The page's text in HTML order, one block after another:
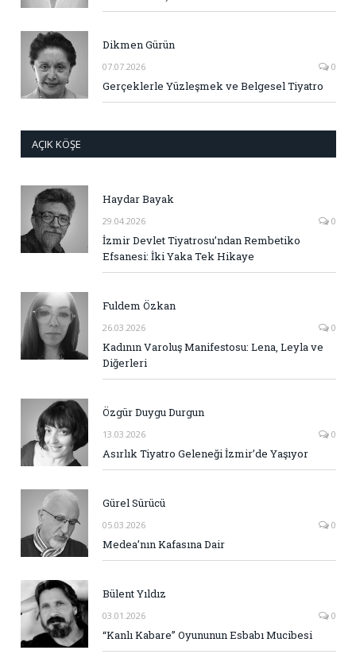
Dikmen Gürün
07.07.2026 0
Gerçeklerle Yüzleşmek ve Belgesel Tiyatro
AÇIK KÖŞE
Haydar Bayak
29.04.2026 0
İzmir Devlet Tiyatrosu’ndan Rembetiko
Efsanesi: İki Yaka Tek Hikaye
Fuldem Özkan
26.03.2026 0
Kadının Varoluş Manifestosu: Lena, Leyla ve
Diğerleri
Özgür Duygu Durgun
13.03.2026 0
Asırlık Tiyatro Geleneği İzmir’de Yaşıyor
Gürel Sürücü
05.03.2026 0
Medea’nın Kafasına Dair
Bülent Yıldız
03.01.2026 0
“Kanlı Kabare” Oyununun Esbabı Mucibesi